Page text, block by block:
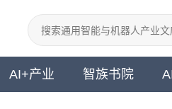
AI+产业 智族书院